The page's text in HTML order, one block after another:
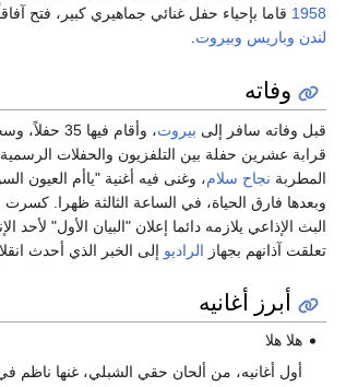
1958 قاما بإحياء حفل غنائي جماهيري كبير، فتح
لندن وباريس وبيروت.
وفاته
قبل وفاته سافر إلى بيروت، وأقام فيها 35 حفلاً، وسجل العديد من الأغاني للتلفزيون اللبناني، ثم إلى
قرابة عشرين حفلة بين التلفزيون والحفلات
المطربة نجاح سلام، وغنى فيه أغنية "ياأم العيون
وبعدها فارق الحياة، في الساعة الثالثة ظهرا. كسرت
البث الإذاعي يلازمه دائما إعلان "البيان الأول" لأحد
تعلقت آذانهم بجهاز الراديو إلى الخبر الذي أحدث
أبرز أغانيه
هلا هلا
أول أغانيه، من ألحان حقي الشبلي، غنها ناظم في